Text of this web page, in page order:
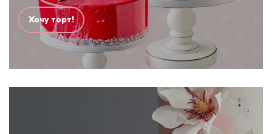
Хочу торт!